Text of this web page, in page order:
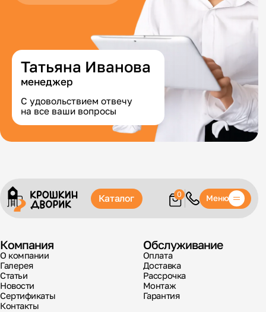
Татьяна Иванова
менеджер
С удовольствием отвечу
на все ваши вопросы
Каталог 0 Меню
Компания
О компании
Галерея
Статьи
Новости
Сертификаты
Контакты
Обслуживание
Оплата
Доставка
Рассрочка
Монтаж
Гарантия